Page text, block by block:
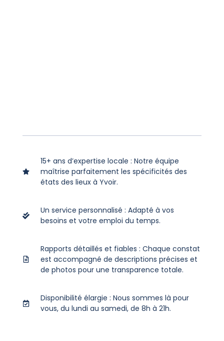
15+ ans d’expertise locale : Notre équipe
maîtrise parfaitement les spécificités des
états des lieux à Yvoir.
Un service personnalisé : Adapté à vos
besoins et votre emploi du temps.
Rapports détaillés et fiables : Chaque constat
est accompagné de descriptions précises et
de photos pour une transparence totale.
Disponibilité élargie : Nous sommes là pour
vous, du lundi au samedi, de 8h à 21h.